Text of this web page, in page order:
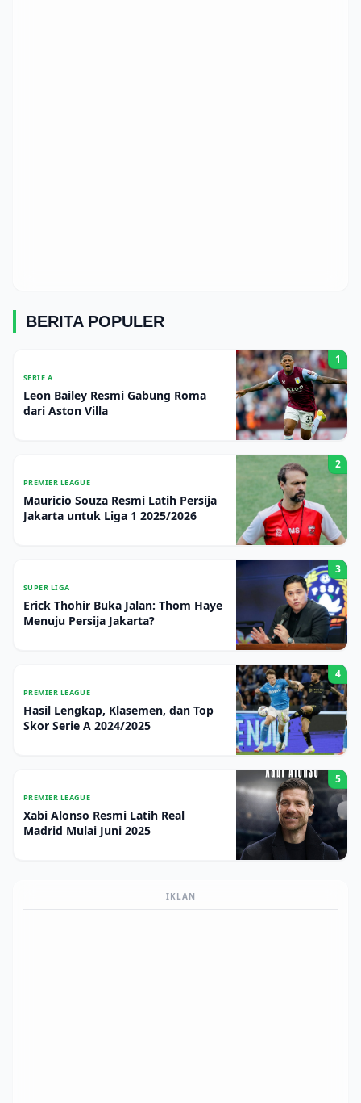
BERITA POPULER
SERIE A
Leon Bailey Resmi Gabung Roma
dari Aston Villa
1
PREMIER LEAGUE
Mauricio Souza Resmi Latih Persija
Jakarta untuk Liga 1 2025/2026
2
SUPER LIGA
Erick Thohir Buka Jalan: Thom Haye
Menuju Persija Jakarta?
3
PREMIER LEAGUE
Hasil Lengkap, Klasemen, dan Top
Skor Serie A 2024/2025
4
PREMIER LEAGUE
Xabi Alonso Resmi Latih Real
Madrid Mulai Juni 2025
5
IKLAN